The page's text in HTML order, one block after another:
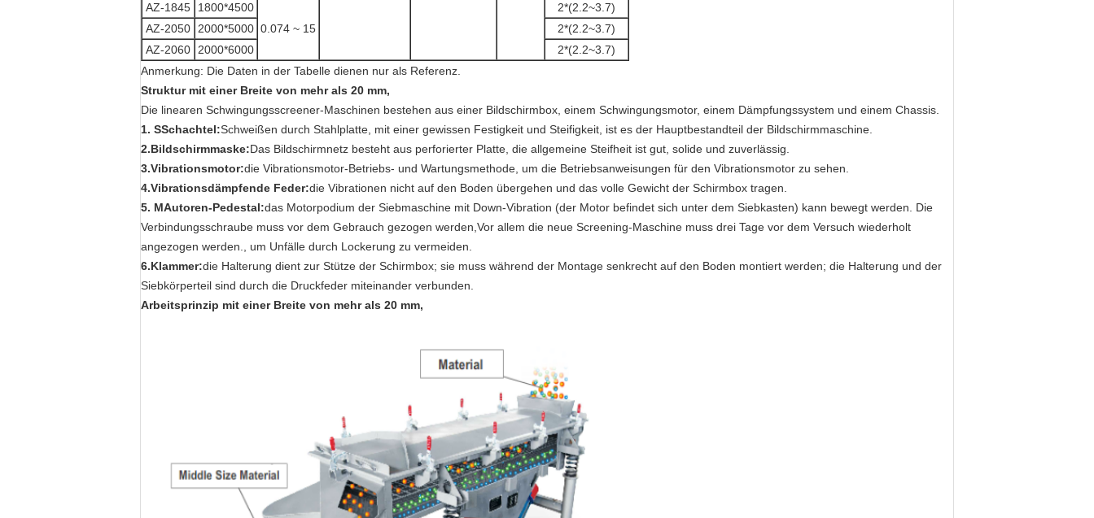
AZ-1845
1800*4500
0.074 ~ 15
2*(2.2~3.7)
AZ-2050
2000*5000
2*(2.2~3.7)
AZ-2060
2000*6000
2*(2.2~3.7)
Anmerkung: Die Daten in der Tabelle dienen nur als Referenz.
Struktur mit einer Breite von mehr als 20 mm,
Die linearen Schwingungsscreener-Maschinen bestehen aus einer Bildschirmbox, einem Schwingungsmotor, einem Dämpfungssystem und einem Chassis.
1. SSchachtel:Schweißen durch Stahlplatte, mit einer gewissen Festigkeit und Steifigkeit, ist es der Hauptbestandteil der Bildschirmmaschine.
2.Bildschirmmaske:Das Bildschirmnetz besteht aus perforierter Platte, die allgemeine Steifheit ist gut, solide und zuverlässig.
3.Vibrationsmotor:die Vibrationsmotor-Betriebs- und Wartungsmethode, um die Betriebsanweisungen für den Vibrationsmotor zu sehen.
4.Vibrationsdämpfende Feder:die Vibrationen nicht auf den Boden übergehen und das volle Gewicht der Schirmbox tragen.
5. MAutoren-Pedestal:das Motorpodium der Siebmaschine mit Down-Vibration (der Motor befindet sich unter dem Siebkasten) kann bewegt werden. Die
Verbindungsschraube muss vor dem Gebrauch gezogen werden,Vor allem die neue Screening-Maschine muss drei Tage vor dem Versuch wiederholt
angezogen werden., um Unfälle durch Lockerung zu vermeiden.
6.Klammer:die Halterung dient zur Stütze der Schirmbox; sie muss während der Montage senkrecht auf den Boden montiert werden; die Halterung und der
Siebkörperteil sind durch die Druckfeder miteinander verbunden.
Arbeitsprinzip mit einer Breite von mehr als 20 mm,